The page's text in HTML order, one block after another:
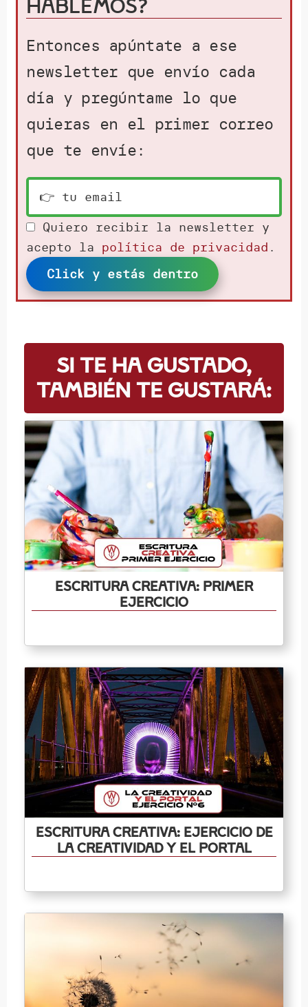
hablemos?
Entonces apúntate a ese
newsletter que envío cada
día y pregúntame lo que
quieras en el primer correo
que te envíe:
Quiero recibir la newsletter y
acepto la política de privacidad .
Click y estás dentro
Si te ha gustado,
también te gustará:
Escritura Creativa: primer
ejercicio
Escritura creativa: ejercicio de
la creatividad y el portal